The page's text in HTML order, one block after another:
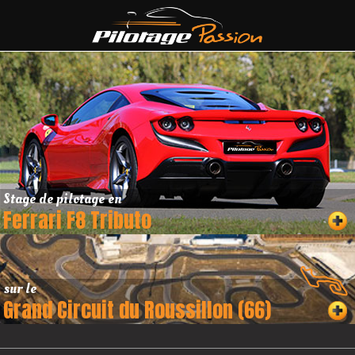
Stage de pilotage en
Ferrari F8 Tributo
sur le
Grand Circuit du Roussillon (66)